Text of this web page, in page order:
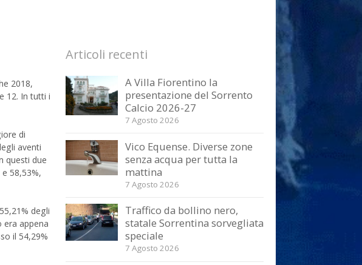
2018,
12. In tutti i
di
aventi
questi due
58,53%,
degli
era appena
il 54,29%
Articoli recenti
A Villa Fiorentino la
presentazione del Sorrento
Calcio 2026-27
7 Agosto 2026
Vico Equense. Diverse zone
senza acqua per tutta la
mattina
7 Agosto 2026
Traffico da bollino nero,
statale Sorrentina sorvegliata
speciale
7 Agosto 2026